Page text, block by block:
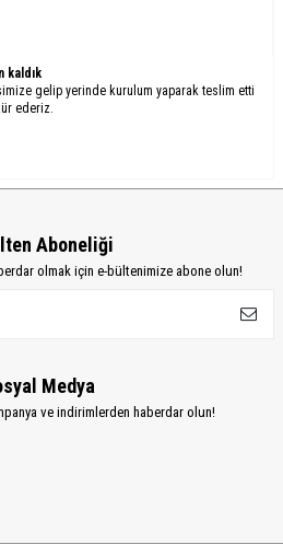
kaldık
gelip yerinde kurulum yaparak teslim etti
ederiz.
Aboneliği
olmak için e-bültenimize abone olun!
Medya
ve indirimlerden haberdar olun!